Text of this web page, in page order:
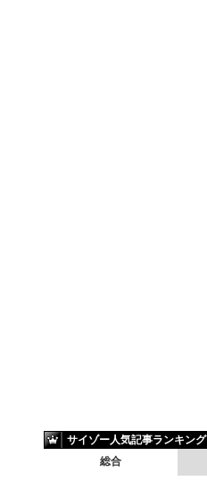
サイゾー人気記事ランキング
総合